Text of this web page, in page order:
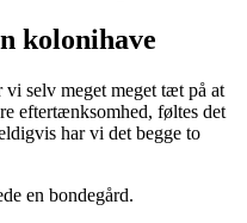
kolonihave
selv meget meget tæt på at
eftertænksomhed, føltes det
har vi det begge to
en bondegård.